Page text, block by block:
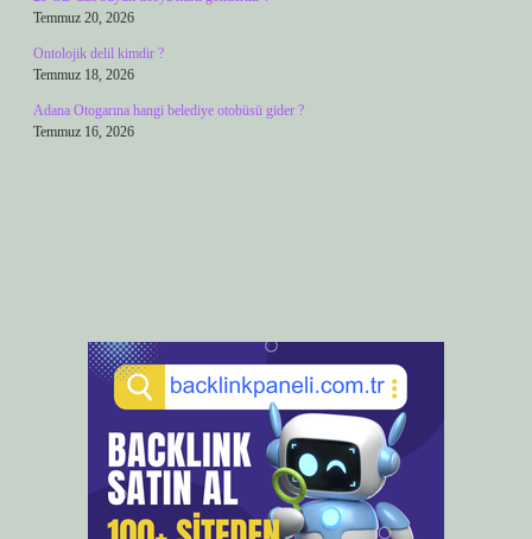
Temmuz 20, 2026
Ontolojik delil kimdir ?
Temmuz 18, 2026
Adana Otogarına hangi belediye otobüsü gider ?
Temmuz 16, 2026